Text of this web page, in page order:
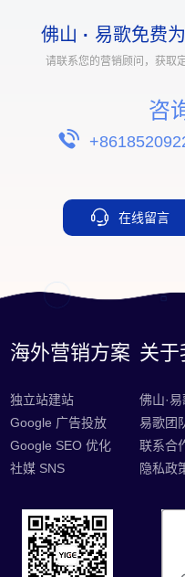
佛山 · 易歌免费
请联系您的营销顾问，获取
咨
在线留言
海外营销方案
独立站建站
Google 广告投放
Google SEO 优化
社媒 SNS
关于
佛山·易
易歌团
联系合
隐私政